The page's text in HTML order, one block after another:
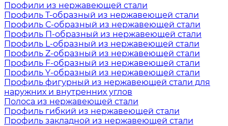
Профили из нержавеющей стали
Профиль Т-образный из нержавеющей стали
Профиль С-образный из нержавеющей стали
Профиль П-образный из нержавеющей стали
Профиль L-образный из нержавеющей стали
Профиль Z-образный из нержавеющей стали
Профиль F-образный из нержавеющей стали
Профиль Y-образный из нержавеющей стали
Профиль фигурный из нержавеющей стали для
наружних и внутренних углов
Полоса из нержавеющей стали
Профиль гибкий из нержавеющей стали
Профиль закладной из нержавеющей стали